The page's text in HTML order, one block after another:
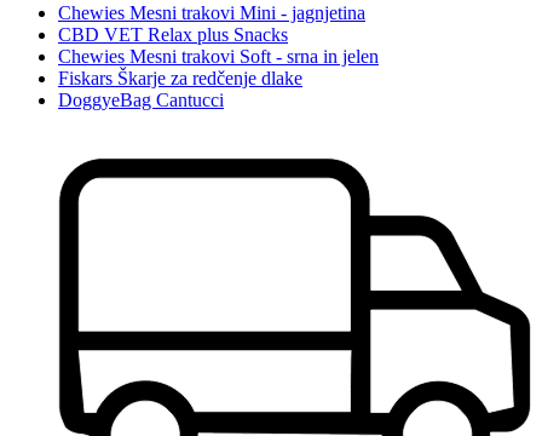
Chewies Mesni trakovi Mini - jagnjetina
CBD VET Relax plus Snacks
Chewies Mesni trakovi Soft - srna in jelen
Fiskars Škarje za redčenje dlake
DoggyeBag Cantucci